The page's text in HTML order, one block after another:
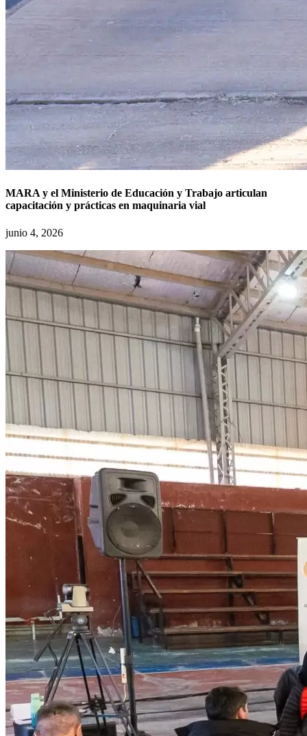
MARA y el Ministerio de Educación y Trabajo articulan
capacitación y prácticas en maquinaria vial
junio 4, 2026